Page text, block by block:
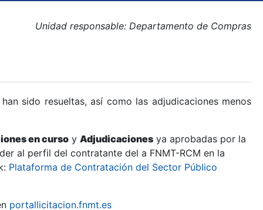
Unidad responsable: Departamento de Compras
sido resueltas, así como las adjudicaciones menos
en curso y Adjudicaciones ya aprobadas por la
al perfil del contratante del a FNMT-RCM en la
Plataforma de Contratación del Sector Público
portallicitacion.fnmt.es